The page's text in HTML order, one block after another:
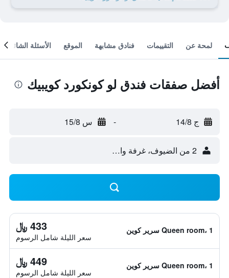
لمحة عن التقييمات فنادق مشابهة الموقع الأسئلة الشائعة
أفضل صفقات فندق لو كونكورد كويبيك
ج 14/8 - س 15/8
2 من الضيوف، غرفة واحدة
Queen room، 1 سرير كوين 433 ﷼
سعر الليلة شامل الرسوم
Queen room، 1 سرير كوين 449 ﷼
سعر الليلة شامل الرسوم